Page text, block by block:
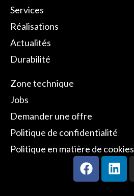
Services
Réalisations
Actualités
Durabilité
Zone technique
Jobs
Demander une offre
Politique de confidentialité
Politique en matière de cookies